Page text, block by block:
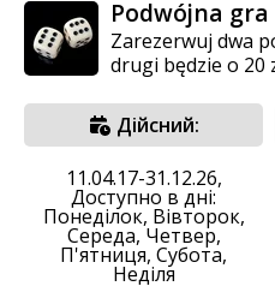
Podwójna gra
Zarezerwuj dwa
drugi będzie o 20
Дійсний:
11.04.17-31.12.26,
Доступно в дні:
Понеділок, Вівторок,
Середа, Четвер,
П'ятниця, Субота,
Неділя